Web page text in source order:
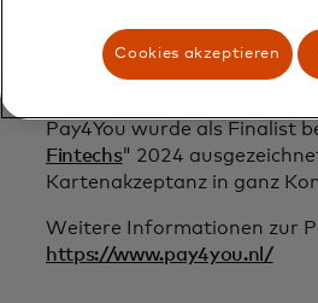
von Mastercard in der
und vereinfachtes
ermöglicht, um die
Pay4You wurde als Finalist
Fintechs" 2024
Kartenakzeptanz in ganz
Weitere Informationen zur
https://www.pay4you.nl/
Cookies akzeptieren